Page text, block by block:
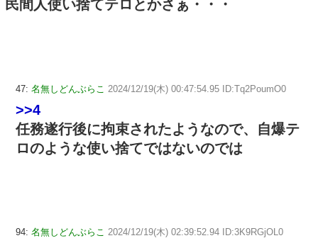
民間人使い捨てテロとかさぁ・・・
47: 名無しどんぶらこ 2024/12/19(木) 00:47:54.95 ID:Tq2PoumO0
>>4
任務遂行後に拘束されたようなので、自爆テ
ロのような使い捨てではないのでは
94: 名無しどんぶらこ 2024/12/19(木) 02:39:52.94 ID:3K9RGjOL0